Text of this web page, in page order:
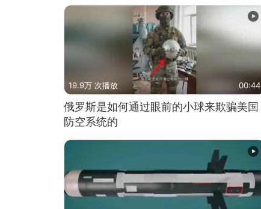
19.9万 次播放 00:44
俄罗斯是如何通过眼前的小球来欺骗美国
防空系统的